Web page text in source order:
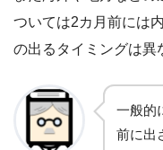
ついては2カ月前には
の出るタイミングは異
一般的
前に出